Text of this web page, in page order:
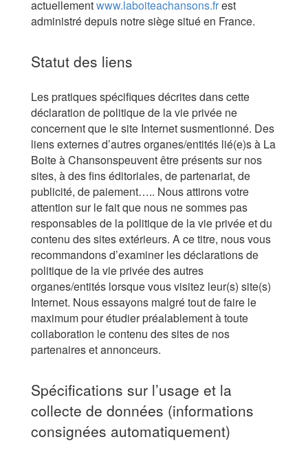
actuellementwww.laboiteachansons.frest
administré depuis notre siège situé en France.
Statut des liens
Les pratiques spécifiques décrites dans cette
déclaration de politique de la vie privée ne
concernent que le site Internet susmentionné. Des
liens externes d’autres organes/entités lié(e)s à La
Boite à Chansonspeuvent être présents sur nos
sites, à des fins éditoriales, de partenariat, de
publicité, de paiement….. Nous attirons votre
attention sur le fait que nous ne sommes pas
responsables de la politique de la vie privée et du
contenu des sites extérieurs. A ce titre, nous vous
recommandons d’examiner les déclarations de
politique de la vie privée des autres
organes/entités lorsque vous visitez leur(s) site(s)
Internet. Nous essayons malgré tout de faire le
maximum pour étudier préalablement à toute
collaboration le contenu des sites de nos
partenaires et annonceurs.
Spécifications sur l’usage et la
collecte de données (informations
consignées automatiquement)